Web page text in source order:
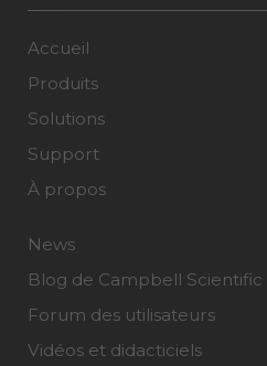
Accueil
Produits
Solutions
Support
À propos
News
Blog de Campbell Scientific
Forum des utilisateurs
Vidéos et didacticiels